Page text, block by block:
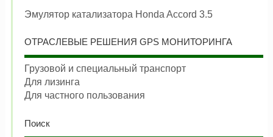
Эмулятор катализатора Honda Accord 3.5
ОТРАСЛЕВЫЕ РЕШЕНИЯ GPS МОНИТОРИНГА
Грузовой и специальный транспорт
Для лизинга
Для частного пользования
Поиск